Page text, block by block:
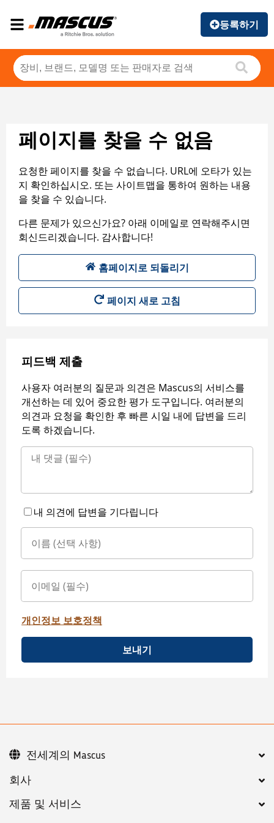
등록하기
페이지를 찾을 수 없음
요청한 페이지를 찾을 수 없습니다. URL에 오타가 있는
지 확인하십시오. 또는 사이트맵을 통하여 원하는 내용
을 찾을 수 있습니다.
다른 문제가 있으신가요? 아래 이메일로 연락해주시면
회신드리겠습니다. 감사합니다!
홈페이지로 되돌리기
페이지 새로 고침
피드백 제출
사용자 여러분의 질문과 의견은 Mascus의 서비스를
개선하는 데 있어 중요한 평가 도구입니다. 여러분의
의견과 요청을 확인한 후 빠른 시일 내에 답변을 드리
도록 하겠습니다.
내 의견에 답변을 기다립니다
개인정보 보호정책
보내기
회사
제품 및 서비스
전세계의 Mascus